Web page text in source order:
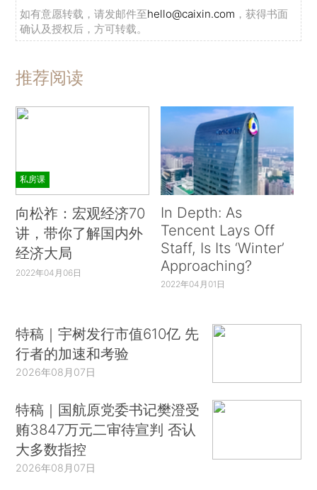
如有意愿转载，请发邮件至hello@caixin.com ，获得书面
确认及授权后，方可转载。
推荐阅读
私房课
向松祚：宏观经济70
讲，带你了解国内外
经济大局
2022年04月06日
In Depth: As
Tencent Lays Off
Staff, Is Its ‘Winter’
Approaching?
2022年04月01日
特稿｜宇树发行市值610亿 先
行者的加速和考验
2026年08月07日
特稿｜国航原党委书记樊澄受
贿3847万元二审待宣判 否认
大多数指控
2026年08月07日